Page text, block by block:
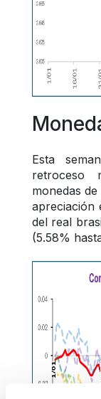
Esta
retroceso
monedas
apreciación
del real
(5.58%